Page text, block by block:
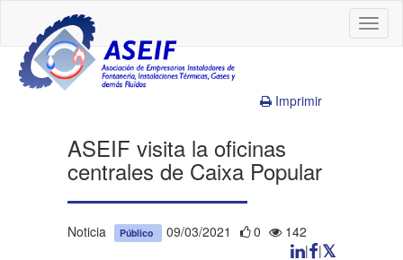
Imprimir
ASEIF visita la oficinas
centrales de Caixa Popular
Noticia Público 09/03/2021 0
142
|
|